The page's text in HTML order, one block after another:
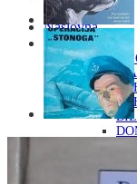
Naslovna
KNJIGE
OD
DO